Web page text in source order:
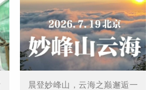
晨登妙峰山，云海之巅邂逅一